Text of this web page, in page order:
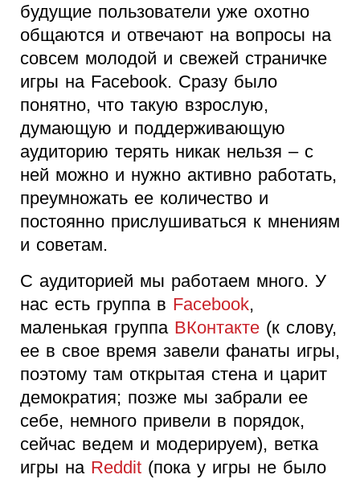
будущие пользователи уже охотно
общаются и отвечают на вопросы на
совсем молодой и свежей страничке
игры на Facebook. Сразу было
понятно, что такую взрослую,
думающую и поддерживающую
аудиторию терять никак нельзя – с
ней можно и нужно активно работать,
преумножать ее количество и
постоянно прислушиваться к мнениям
и советам.
С аудиторией мы работаем много. У
нас есть группа в Facebook,
маленькая группа ВКонтакте (к слову,
ее в свое время завели фанаты игры,
поэтому там открытая стена и царит
демократия; позже мы забрали ее
себе, немного привели в порядок,
сейчас ведем и модерируем), ветка
игры на Reddit (пока у игры не было